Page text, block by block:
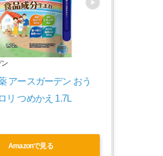
アースガーデン おう
リ つめかえ 1.7L
Amazonで見る